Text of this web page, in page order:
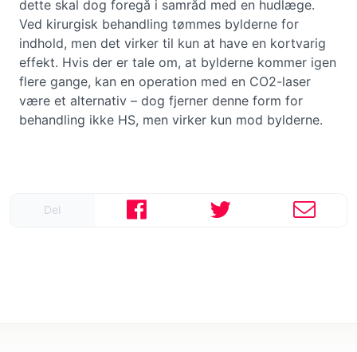
Del
dette skal dog foregå i samråd med en hudlæge.
Ved kirurgisk behandling tømmes bylderne for
indhold, men det virker til kun at have en kortvarig
effekt. Hvis der er tale om, at bylderne kommer igen
flere gange, kan en operation med en CO2-laser
være et alternativ – dog fjerner denne form for
behandling ikke HS, men virker kun mod bylderne.